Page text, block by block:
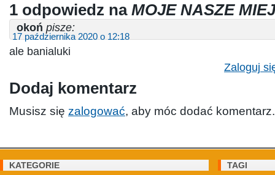
1 odpowiedz na MOJE NASZE
okoń pisze:
17 października 2020 o 12:18
ale banialuki
Zaloguj
Dodaj komentarz
Musisz się zalogować, aby móc dodać komentarz.
KATEGORIE TAGI